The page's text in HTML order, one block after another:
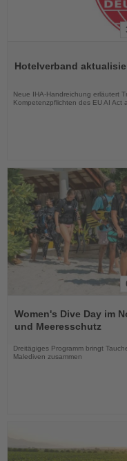
dieHotelverband
Neue IHA-Handreichung erläutert
Kompetenzpflichten des EU AI Act
Sie
die
Women's Dive Day im
und Meeresschutz
Dreitägiges Programm bringt
Malediven zusammen